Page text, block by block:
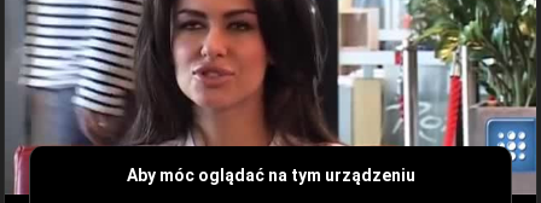
Aby móc oglądać na tym urządzeniu